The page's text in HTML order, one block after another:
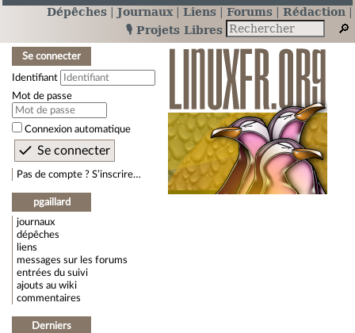
Dépêches Journaux Liens Forums
Rédaction
🎙️ Projets Libres
Se connecter
Identifiant
Mot de passe
Connexion automatique
Pas de compte ? S’inscrire…
pgaillard
journaux
dépêches
liens
messages sur les forums
entrées du suivi
ajouts au wiki
commentaires
Derniers